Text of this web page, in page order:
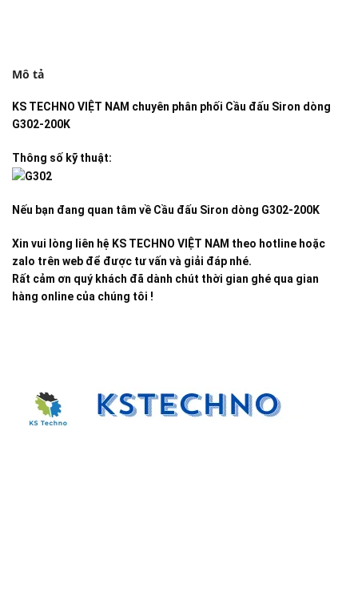
Mô tả
KS TECHNO VIỆT NAM chuyên phân phối Cầu đấu Siron dòng
G302-200K
Thông số kỹ thuật:
Nếu bạn đang quan tâm về Cầu đấu Siron dòng G302-200K
Xin vui lòng liên hệ KS TECHNO VIỆT NAM theo hotline hoặc
zalo trên web để được tư vấn và giải đáp nhé.
Rất cảm ơn quý khách đã dành chút thời gian ghé qua gian
hàng online của chúng tôi !